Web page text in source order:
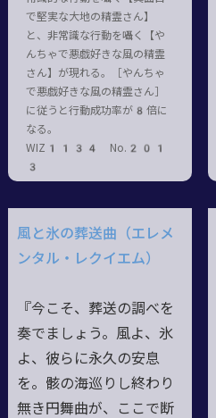
で堅実な大地の精霊さん】
と、非常識な行動を囁く【や
んちゃで悪戯好きな風の精霊
さん】が現れる。［やんちゃ
で悪戯好きな風の精霊さん］
に従うと行動成功率が8倍に
なる。
WIZ1134 No.201
3
風と氷の葬送曲（エレメ
ンタル・レクイエム）
『今こそ、葬送の調べを
奏でましょう。風よ、氷
よ、彼らに永久の安息
を。骸の海巡りし終わり
無き円舞曲が、ここで断